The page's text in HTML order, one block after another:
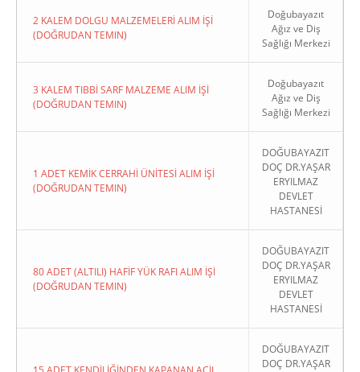
2 KALEM DOLGU MALZEMELERİ ALIM İŞİ
(DOĞRUDAN TEMIN)
Doğubayazıt
Ağız ve Diş
Sağlığı Merkezi
3 KALEM TIBBİ SARF MALZEME ALIM İŞİ
(DOĞRUDAN TEMIN)
Doğubayazıt
Ağız ve Diş
Sağlığı Merkezi
1 ADET KEMİK CERRAHİ ÜNİTESİ ALIM İŞİ
(DOĞRUDAN TEMIN)
DOĞUBAYAZIT
DOÇ DR.YAŞAR
ERYILMAZ
DEVLET
HASTANESİ
80 ADET (ALTILI) HAFİF YÜK RAFI ALIM İŞİ
(DOĞRUDAN TEMIN)
DOĞUBAYAZIT
DOÇ DR.YAŞAR
ERYILMAZ
DEVLET
HASTANESİ
DOĞUBAYAZIT
DOÇ DR.YAŞAR